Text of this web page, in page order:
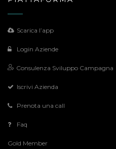
Scarica l’app
Login Aziende
Consulenza Sviluppo Campagna
Iscrivi Azienda
Prenota una call
Faq
Gold Member